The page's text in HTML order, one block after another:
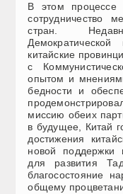
В этом
сотрудничество
стран.
китайские
с
опытом и
бедности и
миссию обеих
в будущее, Китай
достижения
новой поддержки
для развития
благосостояние
общему